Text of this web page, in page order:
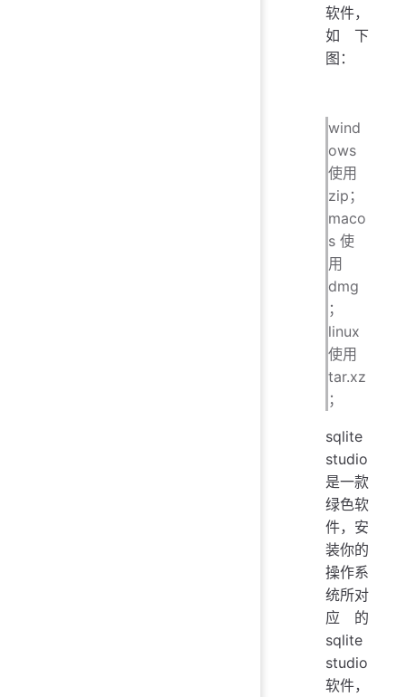
软件，
如下
图：
wind
ows
使用
zip；
maco
s 使
用
dmg
；
linux
使用
tar.xz
；
sqlite
studio
是一款
绿色软
件，安
装你的
操作系
统所对
应的
sqlite
studio
软件，